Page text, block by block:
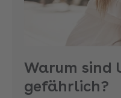
Warum sind
gefährlich?